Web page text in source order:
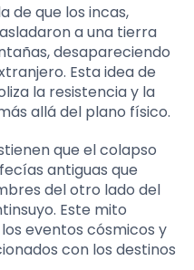
de que los incas,
a una tierra
desapareciendo
Esta idea de
la resistencia y la
allá del plano físico.
que el colapso
antiguas que
del otro lado del
Este mito
eventos cósmicos y
con los destinos